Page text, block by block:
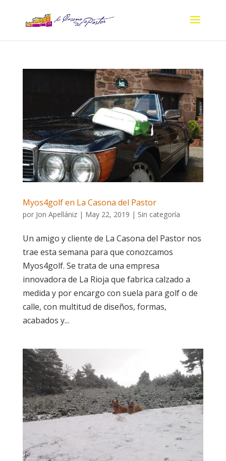
Myos4golf en La Casona del Pastor
por Jon Apellániz| May 22, 2019 | Sin categoría
Un amigo y cliente de La Casona del Pastor nos
trae esta semana para que conozcamos
Myos4golf. Se trata de una empresa
innovadora de La Rioja que fabrica calzado a
medida y por encargo con suela para golf o de
calle, con multitud de diseños, formas,
acabados y...